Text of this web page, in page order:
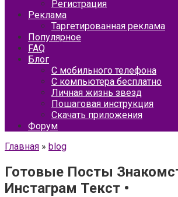
Регистрация
Реклама
Таргетированная реклама
Популярное
FAQ
Блог
С мобильного телефона
С компьютера бесплатно
Личная жизнь звезд
Пошаговая инструкция
Скачать приложения
Форум
Главная » blog
Готовые Посты
Инстаграм Текст •